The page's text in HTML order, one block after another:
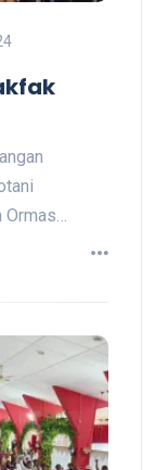
Ormas…